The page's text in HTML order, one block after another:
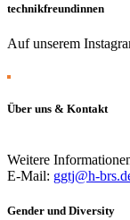
technikfreundinnen
Auf unserem
Über uns & Kontakt
Weitere
E-Mail: ggtj@h-
Gender und Diversity